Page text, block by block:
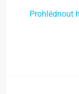
Prohlédnout